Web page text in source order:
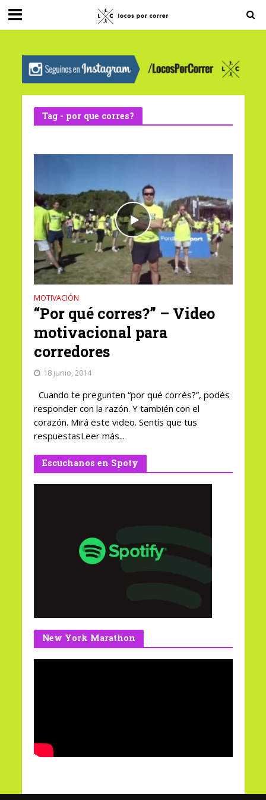
G-0X2PD3RFLV
Tag - por que corres?
MOTIVACIÓN
“Por qué corres?” – Video
motivacional para
corredores
18 junio, 2014
Cuando te pregunten “por qué corrés?”, podés
responder con la razón. Y también con el
corazón. Mirá este video. Sentís que tus
respuestasLeer más...
Escuchanos en Spoty
New York Marathon